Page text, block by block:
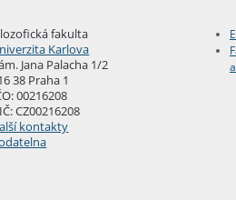
fakulta
Karlova
Jana Palacha 1/2
38 Praha 1
00216208
CZ00216208
kontakty